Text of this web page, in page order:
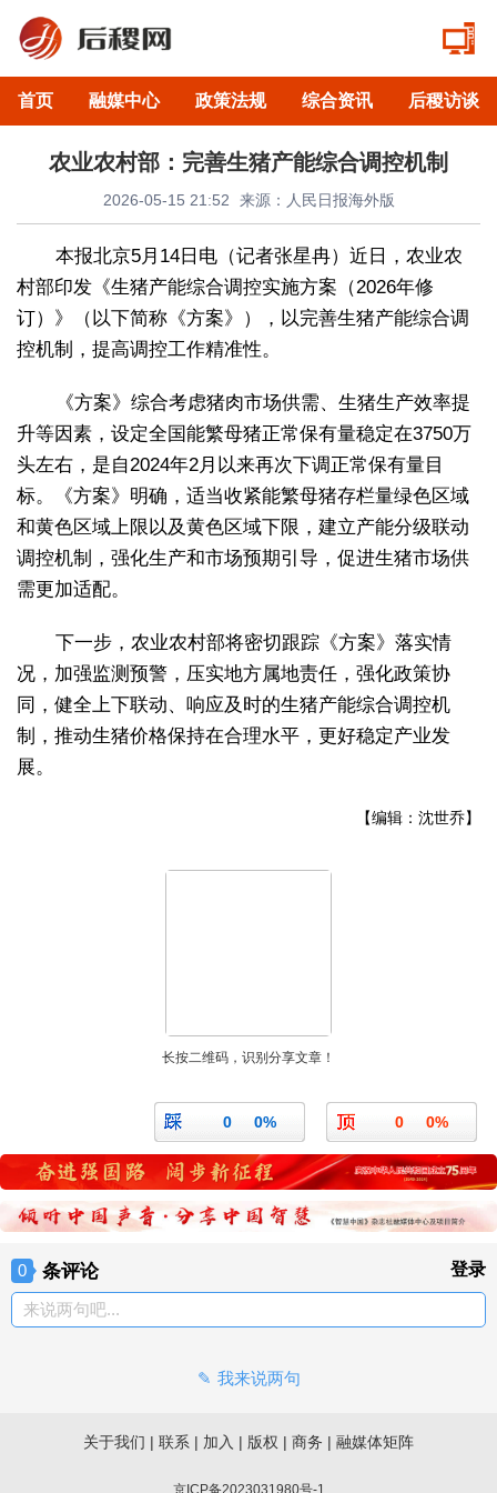
首页 融媒中心 政策法规 综合资讯 后稷访谈
农业农村部：完善生猪产能综合调控机制
2026-05-15 21:52 来源：人民日报海外版
本报北京5月14日电（记者张星冉）近日，农业农
村部印发《生猪产能综合调控实施方案（2026年修
订）》（以下简称《方案》），以完善生猪产能综合调
控机制，提高调控工作精准性。
《方案》综合考虑猪肉市场供需、生猪生产效率提
升等因素，设定全国能繁母猪正常保有量稳定在3750万
头左右，是自2024年2月以来再次下调正常保有量目
标。《方案》明确，适当收紧能繁母猪存栏量绿色区域
和黄色区域上限以及黄色区域下限，建立产能分级联动
调控机制，强化生产和市场预期引导，促进生猪市场供
需更加适配。
下一步，农业农村部将密切跟踪《方案》落实情
况，加强监测预警，压实地方属地责任，强化政策协
同，健全上下联动、响应及时的生猪产能综合调控机
制，推动生猪价格保持在合理水平，更好稳定产业发
展。
【编辑：沈世乔】
长按二维码，识别分享文章！
0 0%
0 0%
0 条评论 登录
来说两句吧...
我来说两句
关于我们 | 联系 | 加入 | 版权 | 商务 | 融媒体矩阵